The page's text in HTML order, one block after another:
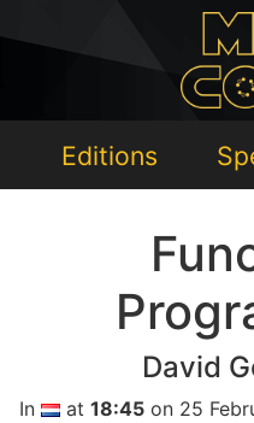
Editions
David
In at 18:45 on 25